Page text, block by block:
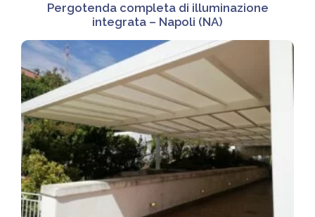
Pergotenda completa di illuminazione
integrata – Napoli (NA)